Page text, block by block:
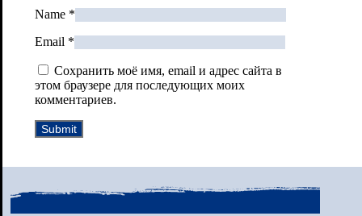
Name *
Email *
Сохранить моё имя, email и адрес сайта в
этом браузере для последующих моих
комментариев.